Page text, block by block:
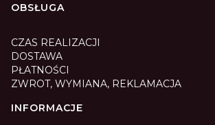
Linki w stopce
OBSŁUGA
CZAS REALIZACJI
DOSTAWA
PŁATNOŚCI
ZWROT, WYMIANA, REKLAMACJA
INFORMACJE